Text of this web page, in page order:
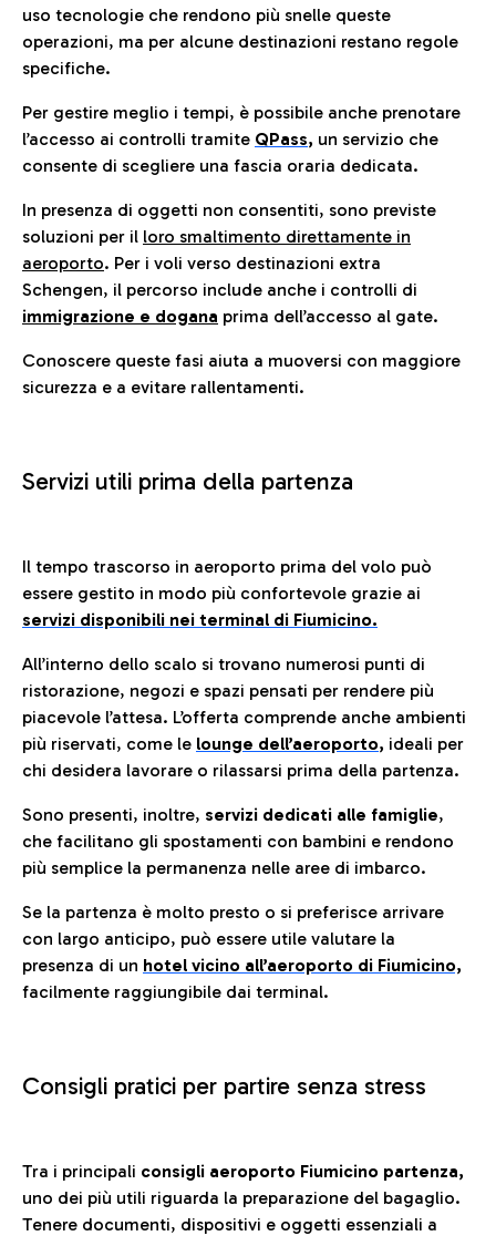
uso tecnologie che rendono più snelle queste
operazioni, ma per alcune destinazioni restano regole
specifiche.
Per gestire meglio i tempi, è possibile anche prenotare
l’accesso ai controlli tramite QPass, un servizio che
consente di scegliere una fascia oraria dedicata.
In presenza di oggetti non consentiti, sono previste
soluzioni per il loro smaltimento direttamente in
aeroporto. Per i voli verso destinazioni extra
Schengen, il percorso include anche i controlli di
immigrazione e dogana prima dell’accesso al gate.
Conoscere queste fasi aiuta a muoversi con maggiore
sicurezza e a evitare rallentamenti.
Servizi utili prima della partenza
Il tempo trascorso in aeroporto prima del volo può
essere gestito in modo più confortevole grazie ai
servizi disponibili nei terminal di Fiumicino.
All’interno dello scalo si trovano numerosi punti di
ristorazione, negozi e spazi pensati per rendere più
piacevole l’attesa. L’offerta comprende anche ambienti
più riservati, come le lounge dell’aeroporto, ideali per
chi desidera lavorare o rilassarsi prima della partenza.
Sono presenti, inoltre, servizi dedicati alle famiglie,
che facilitano gli spostamenti con bambini e rendono
più semplice la permanenza nelle aree di imbarco.
Se la partenza è molto presto o si preferisce arrivare
con largo anticipo, può essere utile valutare la
presenza di un hotel vicino all’aeroporto di Fiumicino,
facilmente raggiungibile dai terminal.
Consigli pratici per partire senza stress
Tra i principali consigli aeroporto Fiumicino partenza,
uno dei più utili riguarda la preparazione del bagaglio.
Tenere documenti, dispositivi e oggetti essenziali a